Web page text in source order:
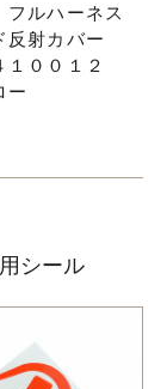
ルハーネス
反射カバー
１００１２
ー
シール